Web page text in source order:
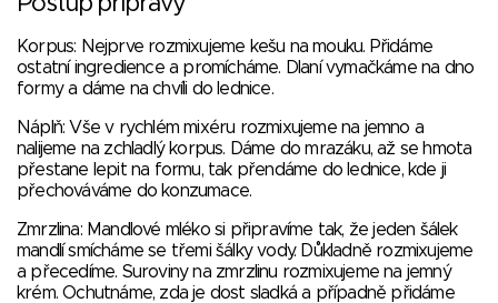
Korpus: Nejprve rozmixujeme kešu na mouku. Přidáme
ostatní ingredience a promícháme. Dlaní vymačkáme na dno
formy a dáme na chvíli do lednice.
Náplň: Vše v rychlém mixéru rozmixujeme na jemno a
nalijeme na zchladlý korpus. Dáme do mrazáku, až se hmota
přestane lepit na formu, tak přendáme do lednice, kde ji
přechováváme do konzumace.
Zmrzlina: Mandlové mléko si připravíme tak, že jeden šálek
mandlí smícháme se třemi šálky vody. Důkladně rozmixujeme
a přecedíme. Suroviny na zmrzlinu rozmixujeme na jemný
krém. Ochutnáme, zda je dost sladká a případně přidáme